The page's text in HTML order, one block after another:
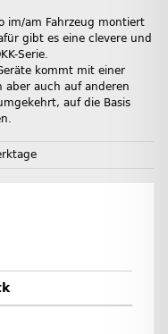
im/am Fahrzeug montiert
gibt es eine clevere und
Serie.
kommt mit einer
aber auch auf anderen
auf die Basis